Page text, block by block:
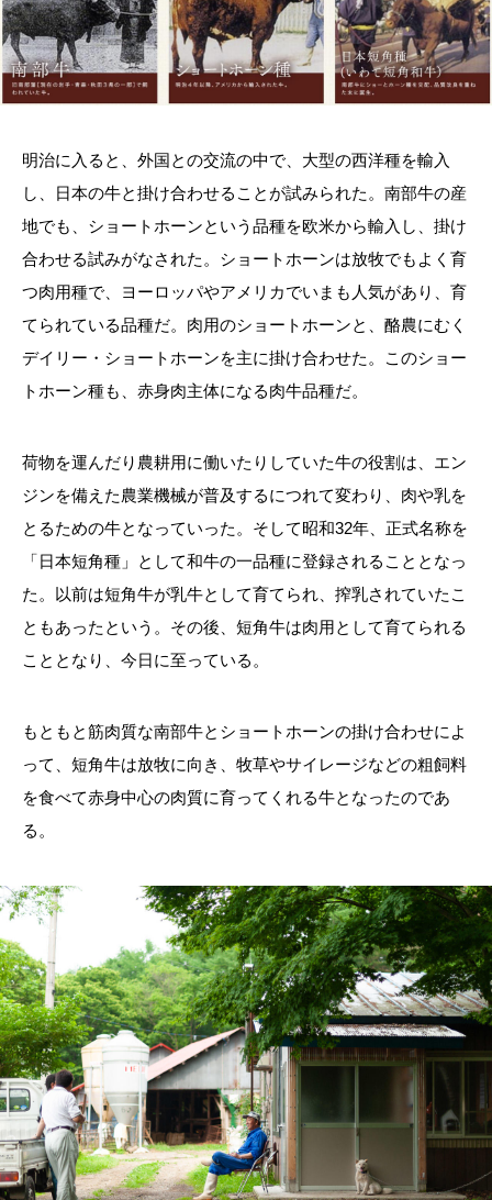
明治に入ると、外国との交流の中で、大型の西洋種を輸入
し、日本の牛と掛け合わせることが試みられた。南部牛の産
地でも、ショートホーンという品種を欧米から輸入し、掛け
合わせる試みがなされた。ショートホーンは放牧でもよく育
つ肉用種で、ヨーロッパやアメリカでいまも人気があり、育
てられている品種だ。肉用のショートホーンと、酪農にむく
デイリー・ショートホーンを主に掛け合わせた。このショー
トホーン種も、赤身肉主体になる肉牛品種だ。
荷物を運んだり農耕用に働いたりしていた牛の役割は、エン
ジンを備えた農業機械が普及するにつれて変わり、肉や乳を
とるための牛となっていった。そして昭和32年、正式名称を
「日本短角種」として和牛の一品種に登録されることとなっ
た。以前は短角牛が乳牛として育てられ、搾乳されていたこ
ともあったという。その後、短角牛は肉用として育てられる
こととなり、今日に至っている。
もともと筋肉質な南部牛とショートホーンの掛け合わせによ
って、短角牛は放牧に向き、牧草やサイレージなどの粗飼料
を食べて赤身中心の肉質に育ってくれる牛となったのであ
る。